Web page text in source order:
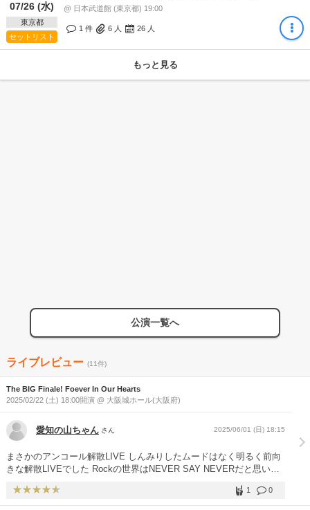
07/26 (水)
東京都
セットリスト
@ 日本武道館 (東京都) 19:00
1 件 6 人 26 人
もっと見る
公演一覧へ
ライブレビュー (11件)
The BIG Finale! Foever In Our Hearts
2025/02/22 (土) 18:00開演 @ 大阪城ホール(大阪府)
愛知の山ちゃん さん 2025/06/01 (日) 18:15
まさかのアンコール解散LIVE しんみりしたムードはなく明るく前向
きな解散LIVEでした Rockの世界はNEVER SAY NEVERだと思いま
0
1